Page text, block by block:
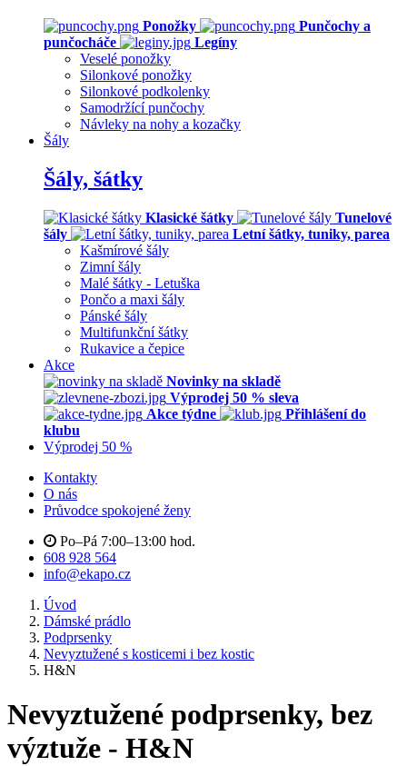
Ponožky
Punčochy a
punčocháče
Legíny
Veselé ponožky
Silonkové ponožky
Silonkové podkolenky
Samodržící punčochy
Návleky na nohy a kozačky
Šály
Šály, šátky
Klasické šátky
Tunelové
šály
Letní šátky, tuniky, parea
Kašmírové šály
Zimní šály
Malé šátky - Letuška
Pončo a maxi šály
Pánské šály
Multifunkční šátky
Rukavice a čepice
Akce
Novinky na skladě
Výprodej 50 % sleva
Akce týdne
Přihlášení do
klubu
Výprodej 50 %
Kontakty
O nás
Průvodce spokojené ženy
Po–Pá 7:00–13:00 hod.
608 928 564
info@ekapo.cz
Úvod
Dámské prádlo
Podprsenky
Nevyztužené s kosticemi i bez kostic
H&N
Nevyztužené podprsenky, bez
výztuže - H&N